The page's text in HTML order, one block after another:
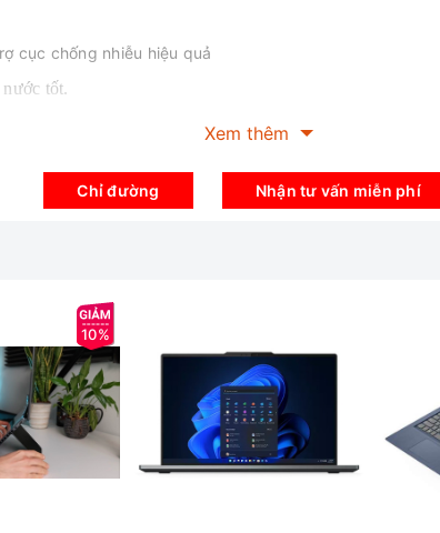
cục chống nhiễu hiệu quả
tốt.
năng
dùng
cùng phân khúc
Xem thêm
Chỉ đường Nhận tư vấn miễn phí
10%